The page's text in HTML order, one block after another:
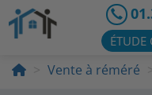
ÉTUDE
Vente à réméré